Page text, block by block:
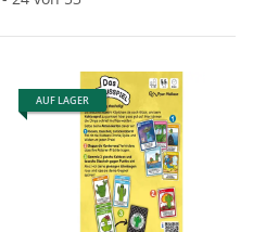
AUF LAGER